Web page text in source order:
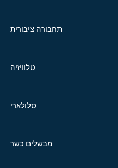
תחבורה ציבורית
טלוויזיה
סלולארי
מבשלים כשר